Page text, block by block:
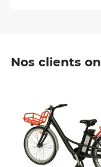
Nos clients